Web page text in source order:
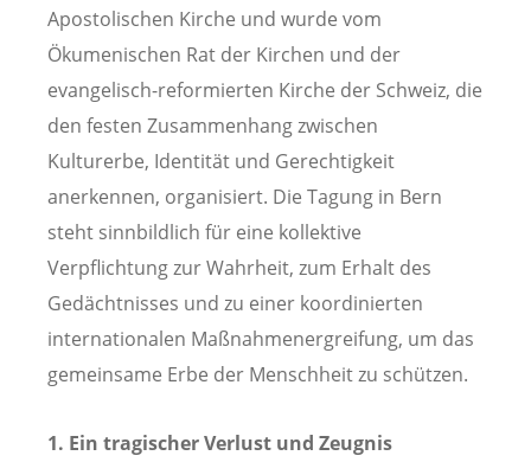
Apostolischen Kirche und wurde vom
Ökumenischen Rat der Kirchen und der
evangelisch-reformierten Kirche der Schweiz, die
den festen Zusammenhang zwischen
Kulturerbe, Identität und Gerechtigkeit
anerkennen, organisiert. Die Tagung in Bern
steht sinnbildlich für eine kollektive
Verpflichtung zur Wahrheit, zum Erhalt des
Gedächtnisses und zu einer koordinierten
internationalen Maßnahmenergreifung, um das
gemeinsame Erbe der Menschheit zu schützen.
1. Ein tragischer Verlust und Zeugnis